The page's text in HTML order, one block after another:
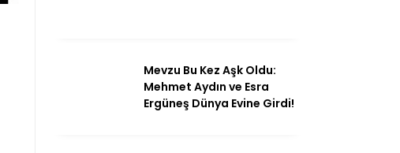
Mevzu Bu Kez Aşk Oldu:
Mehmet Aydın ve Esra
Ergüneş Dünya Evine Girdi!